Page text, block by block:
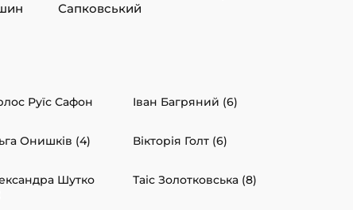
Сапковський
Руїс Сафон
Іван Багряний (6)
Онишків (4) Вікторія Голт (6)
Шутко
Таіс Золотковська (8)